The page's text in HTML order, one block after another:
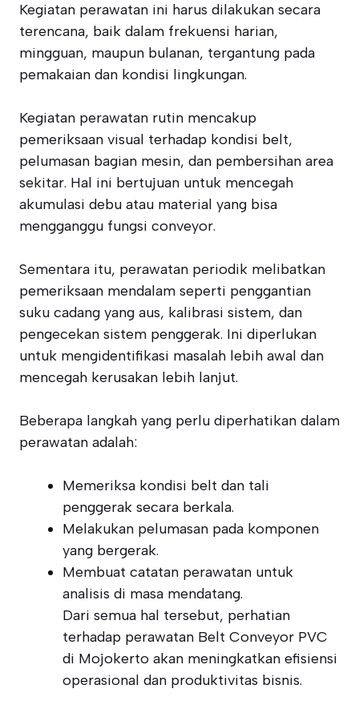
Kegiatan perawatan ini harus dilakukan secara
terencana, baik dalam frekuensi harian,
mingguan, maupun bulanan, tergantung pada
pemakaian dan kondisi lingkungan.
Kegiatan perawatan rutin mencakup
pemeriksaan visual terhadap kondisi belt,
pelumasan bagian mesin, dan pembersihan area
sekitar. Hal ini bertujuan untuk mencegah
akumulasi debu atau material yang bisa
mengganggu fungsi conveyor.
Sementara itu, perawatan periodik melibatkan
pemeriksaan mendalam seperti penggantian
suku cadang yang aus, kalibrasi sistem, dan
pengecekan sistem penggerak. Ini diperlukan
untuk mengidentifikasi masalah lebih awal dan
mencegah kerusakan lebih lanjut.
Beberapa langkah yang perlu diperhatikan dalam
perawatan adalah:
Memeriksa kondisi belt dan tali
penggerak secara berkala.
Melakukan pelumasan pada komponen
yang bergerak.
Membuat catatan perawatan untuk
analisis di masa mendatang.
Dari semua hal tersebut, perhatian
terhadap perawatan Belt Conveyor PVC
di Mojokerto akan meningkatkan efisiensi
operasional dan produktivitas bisnis.